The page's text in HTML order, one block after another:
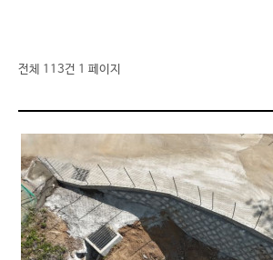
전체 113건 1 페이지